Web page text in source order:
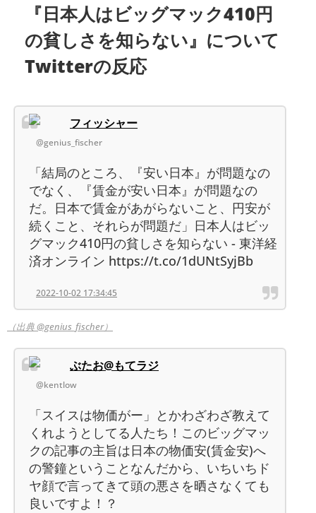
『日本人はビッグマック410円
の貧しさを知らない』について
Twitterの反応
フィッシャー
@genius_fischer
「結局のところ、『安い日本』が問題なの
でなく、『賃金が安い日本』が問題なの
だ。日本で賃金があがらないこと、円安が
続くこと、それらが問題だ」日本人はビッ
グマック410円の貧しさを知らない - 東洋経
済オンライン https://t.co/1dUNtSyjBb
2022-10-02 17:34:45
（出典 @genius_fischer）
ぶたお@もてラジ
@kentlow
「スイスは物価がー」とかわざわざ教えて
くれようとしてる人たち！このビッグマッ
クの記事の主旨は日本の物価安(賃金安)へ
の警鐘ということなんだから、いちいちド
ヤ顔で言ってきて頭の悪さを晒さなくても
良いですよ！？